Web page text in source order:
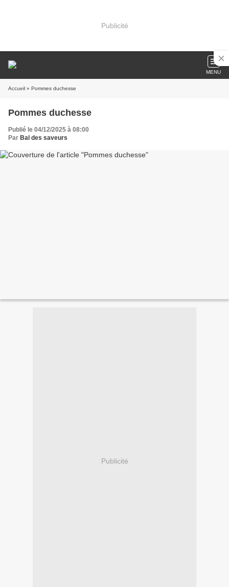
Publicité
MENU
Accueil » Pommes duchesse
Pommes duchesse
Publié le 04/12/2025 à 08:00
Par Bal des saveurs
Publicité